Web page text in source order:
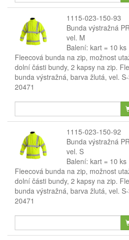
1115-023-150-93
Bunda výstražná
vel. M
Balení: kart = 10 ks
Fleecová bunda na zip, možnost
dolní části bundy, 2 kapsy na zip.
bunda výstražná, barva žlutá, vel.
20471
1115-023-150-92
Bunda výstražná
vel. S
Balení: kart = 10 ks
Fleecová bunda na zip, možnost
dolní části bundy, 2 kapsy na zip.
bunda výstražná, barva žlutá, vel.
20471